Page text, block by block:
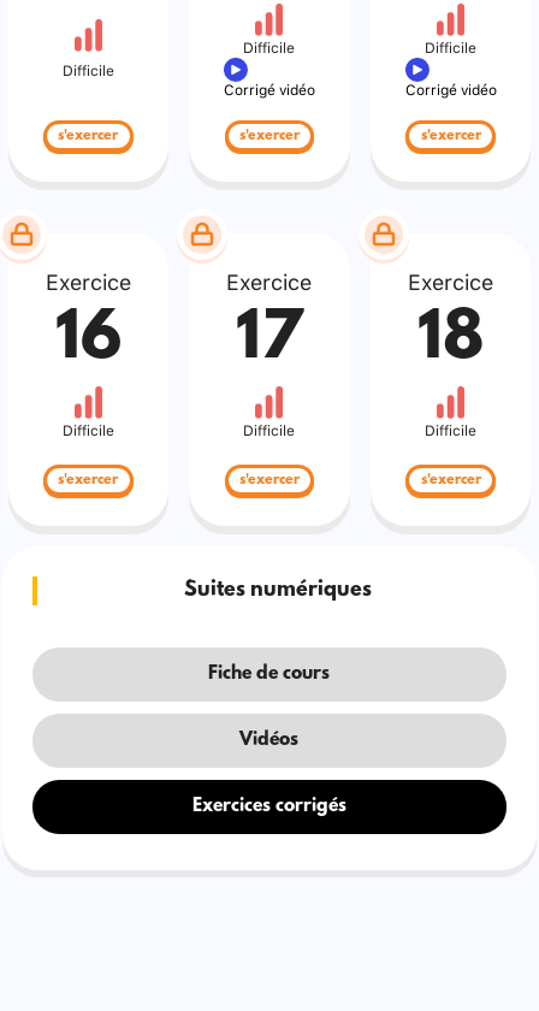
Difficile
s'exercer
Difficile
Corrigé vidéo
s'exercer
Difficile
Corrigé vidéo
s'exercer
Exercice
16
Difficile
s'exercer
Exercice
17
Difficile
s'exercer
Exercice
18
Difficile
s'exercer
Suites numériques
Fiche de cours
Vidéos
Exercices corrigés